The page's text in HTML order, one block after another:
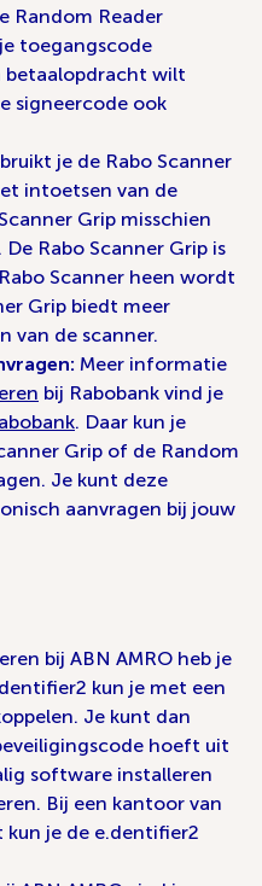
Random Reader
toegangscode
betaalopdracht wilt
signeercode ook
je de Rabo Scanner
intoetsen van de
Grip misschien
Rabo Scanner Grip is
Scanner heen wordt
Grip biedt meer
van de scanner.
Meer informatie
bij Rabobank vind je
. Daar kun je
Grip of de Random
Je kunt deze
aanvragen bij jouw
bij ABN AMRO heb je
kun je met een
Je kunt dan
hoeft uit
software installeren
Bij een kantoor van
kun je de e.dentifier2